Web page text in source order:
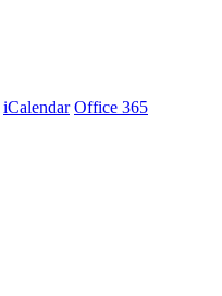
iCalendar Office 365